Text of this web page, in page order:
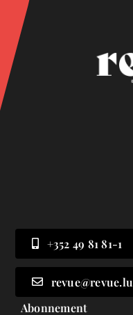
+352 49 81 81-1
revue@revue.lu
Abonnement